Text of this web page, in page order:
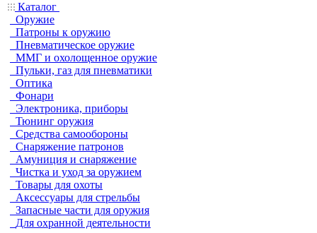
Каталог
Оружие
Патроны к оружию
Пневматическое оружие
ММГ и охолощенное оружие
Пульки, газ для пневматики
Оптика
Фонари
Электроника, приборы
Тюнинг оружия
Средства самообороны
Снаряжение патронов
Амуниция и снаряжение
Чистка и уход за оружием
Товары для охоты
Аксессуары для стрельбы
Запасные части для оружия
Для охранной деятельности